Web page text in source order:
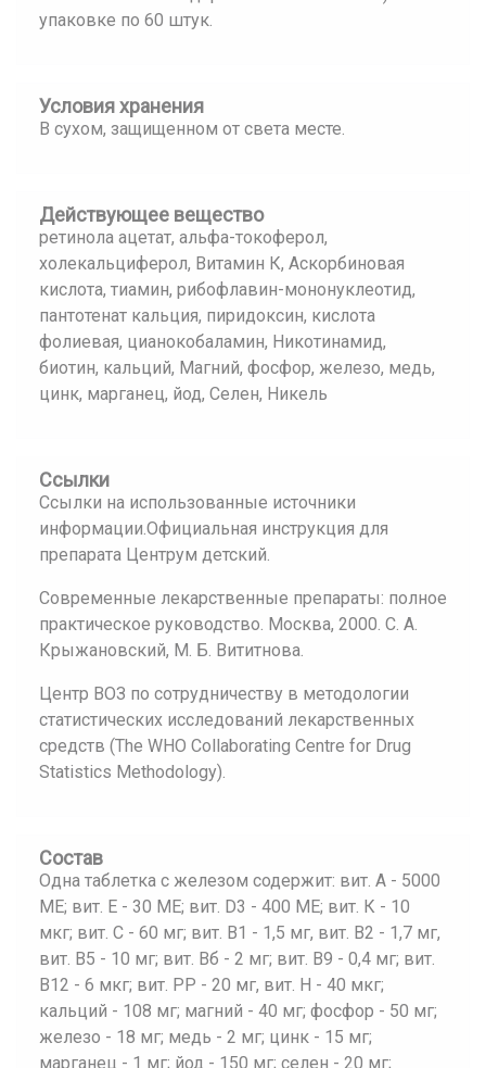
упаковке по 60 штук.
Условия хранения
В сухом, защищенном от света месте.
Действующее вещество
ретинола ацетат, альфа-токоферол,
холекальциферол, Витамин К, Аскорбиновая
кислота, тиамин, рибофлавин-мононуклеотид,
пантотенат кальция, пиридоксин, кислота
фолиевая, цианокобаламин, Никотинамид,
биотин, кальций, Магний, фосфор, железо, медь,
цинк, марганец, йод, Селен, Никель
Ссылки
Ссылки на использованные источники
информации.Официальная инструкция для
препарата Центрум детский.
Современные лекарственные препараты: полное
практическое руководство. Москва, 2000. С. А.
Крыжановский, М. Б. Вититнова.
Центр ВОЗ по сотрудничеству в методологии
статистических исследований лекарственных
средств (The WHO Collaborating Centre for Drug
Statistics Methodology).
Состав
Одна таблетка с железом содержит: вит. А - 5000
ME; вит. Е - 30 ME; вит. D3 - 400 ME; вит. К - 10
мкг; вит. С - 60 мг; вит. B1 - 1,5 мг, вит. B2 - 1,7 мг,
вит. В5 - 10 мг; вит. Вб - 2 мг; вит. В9 - 0,4 мг; вит.
В12 - 6 мкг; вит. РР - 20 мг, вит. Н - 40 мкг;
кальций - 108 мг; магний - 40 мг; фосфор - 50 мг;
железо - 18 мг; медь - 2 мг; цинк - 15 мг;
марганец - 1 мг; йод - 150 мг; селен - 20 мг;